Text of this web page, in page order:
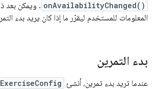
onAvailabilityChanged() . ويمكن بعد
المعلومات للمستخدم ليقرّر ما إذا كان يريد بدء
بدء التمرين
عندما تريد بدء تمرين، أنشئ ExerciseConfig